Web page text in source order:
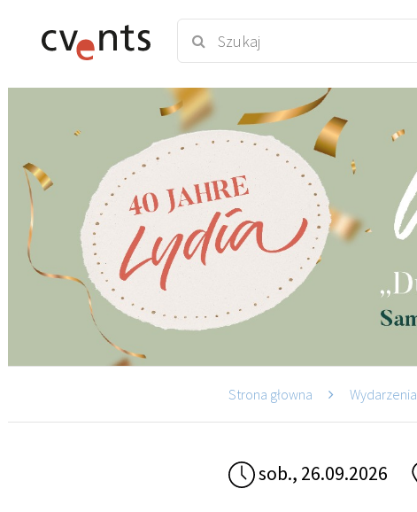
Strona głowna Wydarzenia
sob., 26.09.2026